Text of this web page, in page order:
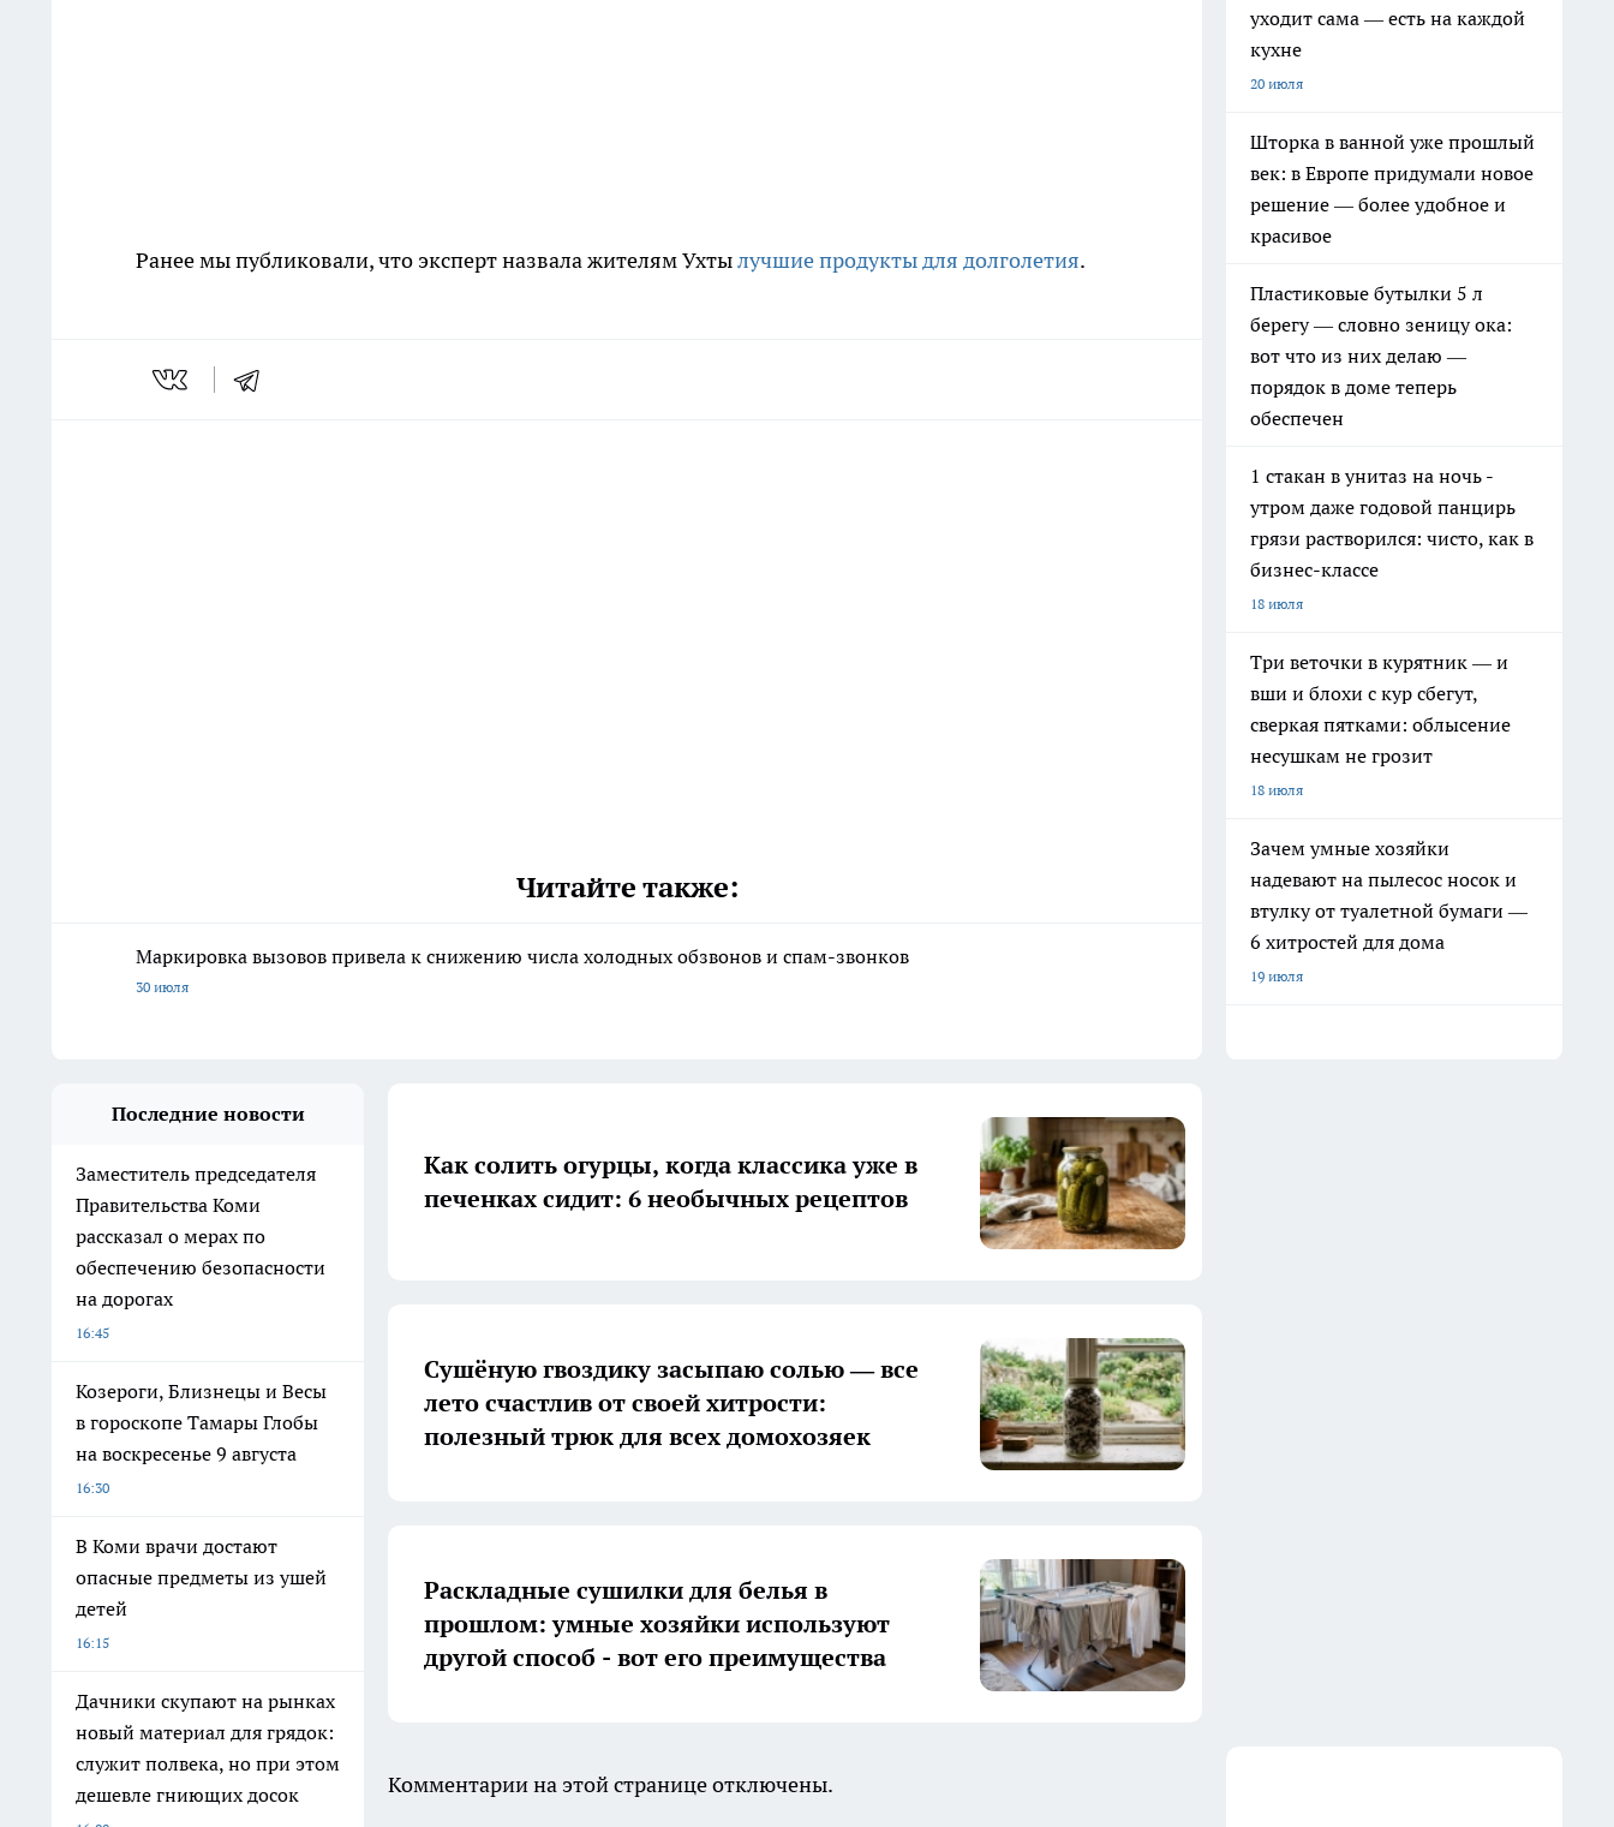
Ранее мы публиковали, что эксперт назвала жителям Ухтылучшие продукты для долголетия.
Читайте также:
Маркировка вызовов привела к снижению числа холодных обзвонов и спам-звонков
30 июля
уходит сама — есть на каждой
кухне
20 июля
Шторка в ванной уже прошлый
век: в Европе придумали новое
решение — более удобное и
красивое
Пластиковые бутылки 5 л
берегу — словно зеницу ока:
вот что из них делаю —
порядок в доме теперь
обеспечен
1 стакан в унитаз на ночь -
утром даже годовой панцирь
грязи растворился: чисто, как в
бизнес-классе
18 июля
Три веточки в курятник — и
вши и блохи с кур сбегут,
сверкая пятками: облысение
несушкам не грозит
18 июля
Зачем умные хозяйки
надевают на пылесос носок и
втулку от туалетной бумаги —
6 хитростей для дома
19 июля
Последние новости
Заместитель председателя
Правительства Коми
рассказал о мерах по
обеспечению безопасности
на дорогах
16:45
Козероги, Близнецы и Весы
в гороскопе Тамары Глобы
на воскресенье 9 августа
16:30
В Коми врачи достают
опасные предметы из ушей
детей
16:15
Дачники скупают на рынках
новый материал для грядок:
служит полвека, но при этом
дешевле гниющих досок
Как солить огурцы, когда классика уже в
печенках сидит: 6 необычных рецептов
Сушёную гвоздику засыпаю солью — все
лето счастлив от своей хитрости:
полезный трюк для всех домохозяек
Раскладные сушилки для белья в
прошлом: умные хозяйки используют
другой способ - вот его преимущества
Комментарии на этой странице отключены.